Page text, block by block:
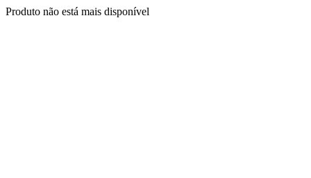
Produto não está mais disponível